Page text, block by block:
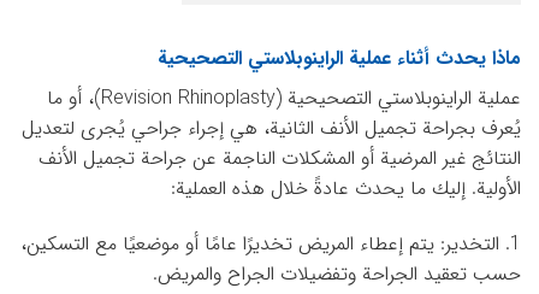
ماذا يحدث أثناء عملية الراينوبلاستي التصحيحية
عملية الراينوبلاستي التصحيحية (Revision Rhinoplasty)، أو ما
يُعرف بجراحة تجميل الأنف الثانية، هي إجراء جراحي يُجرى لتعديل
النتائج غير المرضية أو المشكلات الناجمة عن جراحة تجميل الأنف
الأولية. إليك ما يحدث عادةً خلال هذه العملية:
1. التخدير: يتم إعطاء المريض تخديرًا عامًا أو موضعيًا مع التسكين،
حسب تعقيد الجراحة وتفضيلات الجراح والمريض.